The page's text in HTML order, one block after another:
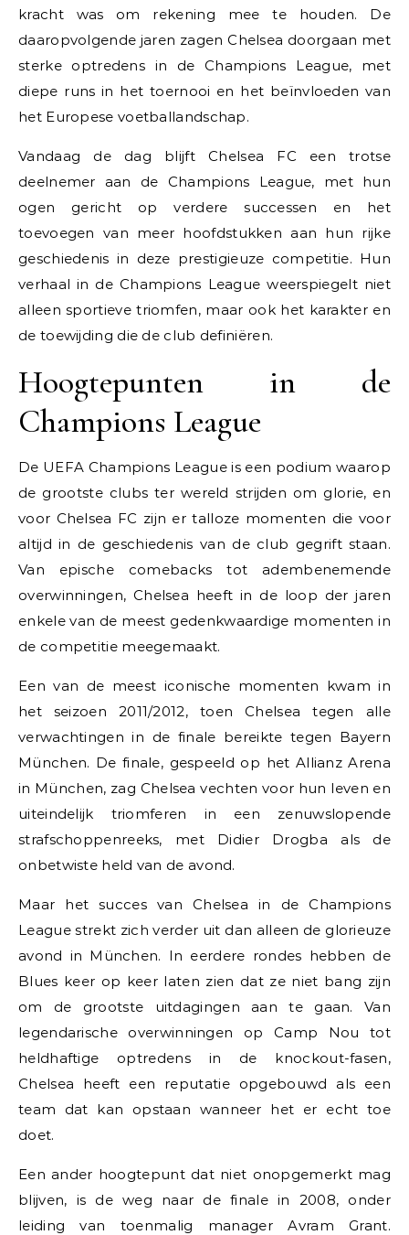
kracht was om rekening mee te houden. De
daaropvolgende jaren zagen Chelsea doorgaan met
sterke optredens in de Champions League, met
diepe runs in het toernooi en het beïnvloeden van
het Europese voetballandschap.
Vandaag de dag blijft Chelsea FC een trotse
deelnemer aan de Champions League, met hun
ogen gericht op verdere successen en het
toevoegen van meer hoofdstukken aan hun rijke
geschiedenis in deze prestigieuze competitie. Hun
verhaal in de Champions League weerspiegelt niet
alleen sportieve triomfen, maar ook het karakter en
de toewijding die de club definiëren.
Hoogtepunten in de
Champions League
De UEFA Champions League is een podium waarop
de grootste clubs ter wereld strijden om glorie, en
voor Chelsea FC zijn er talloze momenten die voor
altijd in de geschiedenis van de club gegrift staan.
Van epische comebacks tot adembenemende
overwinningen, Chelsea heeft in de loop der jaren
enkele van de meest gedenkwaardige momenten in
de competitie meegemaakt.
Een van de meest iconische momenten kwam in
het seizoen 2011/2012, toen Chelsea tegen alle
verwachtingen in de finale bereikte tegen Bayern
München. De finale, gespeeld op het Allianz Arena
in München, zag Chelsea vechten voor hun leven en
uiteindelijk triomferen in een zenuwslopende
strafschoppenreeks, met Didier Drogba als de
onbetwiste held van de avond.
Maar het succes van Chelsea in de Champions
League strekt zich verder uit dan alleen de glorieuze
avond in München. In eerdere rondes hebben de
Blues keer op keer laten zien dat ze niet bang zijn
om de grootste uitdagingen aan te gaan. Van
legendarische overwinningen op Camp Nou tot
heldhaftige optredens in de knockout-fasen,
Chelsea heeft een reputatie opgebouwd als een
team dat kan opstaan ​​wanneer het er echt toe
doet.
Een ander hoogtepunt dat niet onopgemerkt mag
blijven, is de weg naar de finale in 2008, onder
leiding van toenmalig manager Avram Grant.